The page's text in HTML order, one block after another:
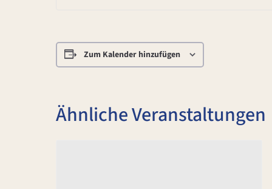
Zum Kalender hinzufügen
Ähnliche Veranstaltungen